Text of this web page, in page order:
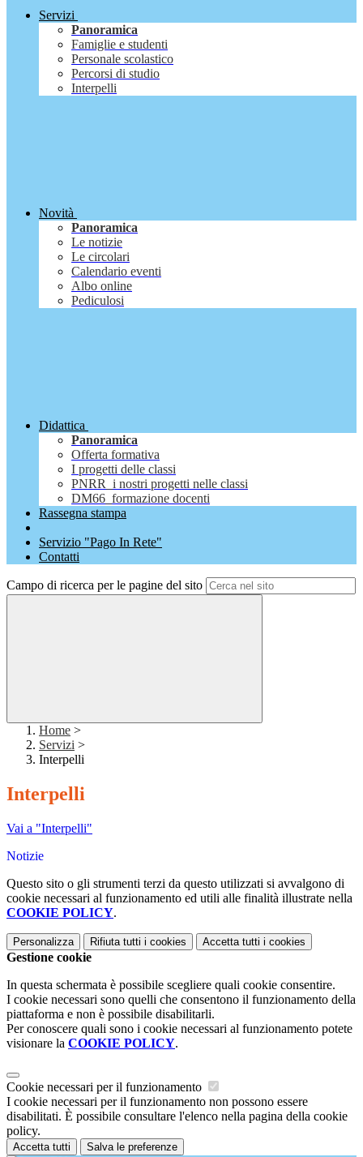
Servizi
Panoramica
Famiglie e studenti
Personale scolastico
Percorsi di studio
Interpelli
Novità
Panoramica
Le notizie
Le circolari
Calendario eventi
Albo online
Pediculosi
Didattica
Panoramica
Offerta formativa
I progetti delle classi
PNRR_i nostri progetti nelle classi
DM66_formazione docenti
Rassegna stampa
Servizio "Pago In Rete"
Contatti
Campo di ricerca per le pagine del sito
Home >
Servizi >
Interpelli
Interpelli
Vai a "Interpelli"
Notizie
Questo sito o gli strumenti terzi da questo utilizzati si avvalgono di
cookie necessari al funzionamento ed utili alle finalità illustrate nella
COOKIE POLICY.
Personalizza Rifiuta tutti i cookies Accetta tutti i cookies
Gestione cookie
In questa schermata è possibile scegliere quali cookie consentire.
I cookie necessari sono quelli che consentono il funzionamento della
piattaforma e non è possibile disabilitarli.
Per conoscere quali sono i cookie necessari al funzionamento potete
visionare la COOKIE POLICY.
Cookie necessari per il funzionamento
I cookie necessari per il funzionamento non possono essere
disabilitati. È possibile consultare l'elenco nella pagina della cookie
policy.
Accetta tutti Salva le preferenze